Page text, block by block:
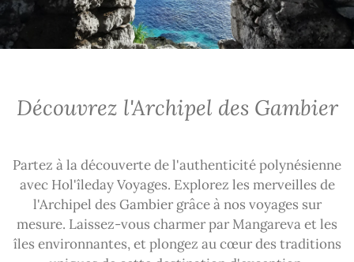
Découvrez l'Archipel des Gambier
Partez à la découverte de l'authenticité polynésienne
avec Hol'îleday Voyages. Explorez les merveilles de
l'Archipel des Gambier grâce à nos voyages sur
mesure. Laissez-vous charmer par Mangareva et les
îles environnantes, et plongez au cœur des traditions